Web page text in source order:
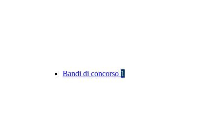
Bandi di concorso 1